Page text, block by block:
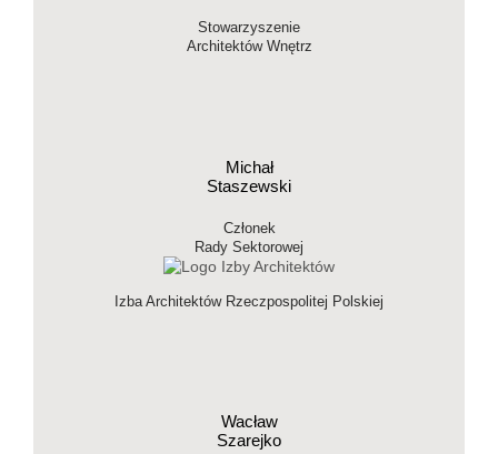
Stowarzyszenie
Architektów Wnętrz
Michał
Staszewski
Członek
Rady Sektorowej
Izba Architektów Rzeczpospolitej Polskiej
Wacław
Szarejko